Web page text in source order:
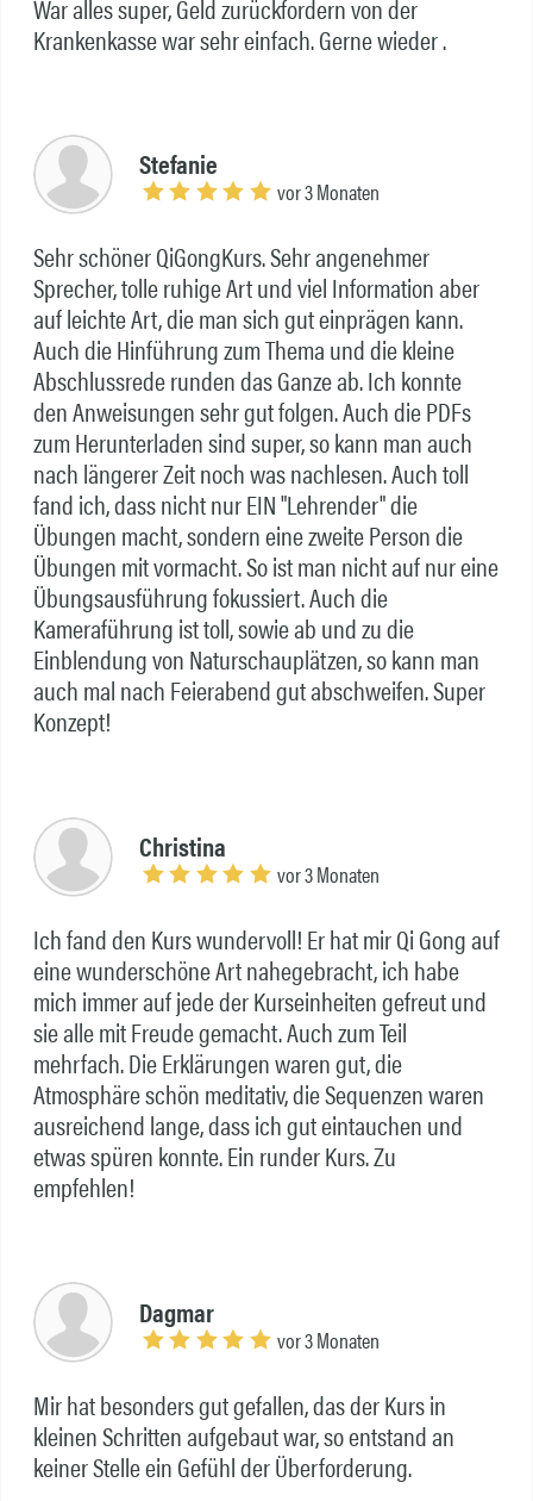
War alles super, Geld zurückfordern von der
Krankenkasse war sehr einfach. Gerne wieder .
Stefanie
vor 3 Monaten
Sehr schöner QiGongKurs. Sehr angenehmer
Sprecher, tolle ruhige Art und viel Information aber
auf leichte Art, die man sich gut einprägen kann.
Auch die Hinführung zum Thema und die kleine
Abschlussrede runden das Ganze ab. Ich konnte
den Anweisungen sehr gut folgen. Auch die PDFs
zum Herunterladen sind super, so kann man auch
nach längerer Zeit noch was nachlesen. Auch toll
fand ich, dass nicht nur EIN "Lehrender" die
Übungen macht, sondern eine zweite Person die
Übungen mit vormacht. So ist man nicht auf nur eine
Übungsausführung fokussiert. Auch die
Kameraführung ist toll, sowie ab und zu die
Einblendung von Naturschauplätzen, so kann man
auch mal nach Feierabend gut abschweifen. Super
Konzept!
Christina
vor 3 Monaten
Ich fand den Kurs wundervoll! Er hat mir Qi Gong auf
eine wunderschöne Art nahegebracht, ich habe
mich immer auf jede der Kurseinheiten gefreut und
sie alle mit Freude gemacht. Auch zum Teil
mehrfach. Die Erklärungen waren gut, die
Atmosphäre schön meditativ, die Sequenzen waren
ausreichend lange, dass ich gut eintauchen und
etwas spüren konnte. Ein runder Kurs. Zu
empfehlen!
Dagmar
vor 3 Monaten
Mir hat besonders gut gefallen, das der Kurs in
kleinen Schritten aufgebaut war, so entstand an
keiner Stelle ein Gefühl der Überforderung.